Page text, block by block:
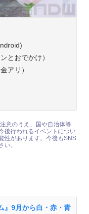
とおでかけ）
アリ）
意のうえ、国や自治体等
後行われるイベントについ
性があります。今後もSNS
い。
』9月から白・赤・青